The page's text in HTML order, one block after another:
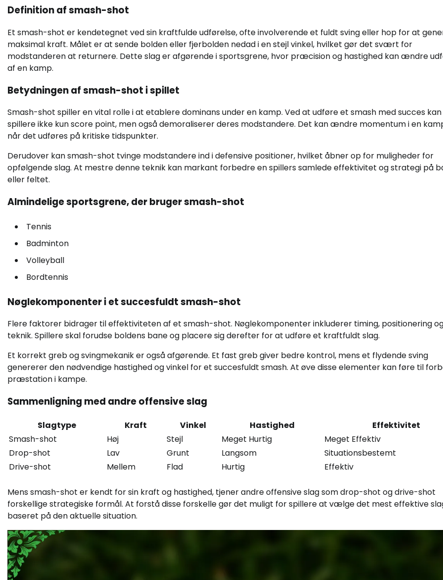
Definition af smash-shot
Et smash-shot er kendetegnet ved sin kraftfulde udførelse, ofte involverende et fuldt sving eller hop for at
maksimal kraft. Målet er at sende bolden eller fjerbolden nedad i en stejl vinkel, hvilket gør det svært for
modstanderen at returnere. Dette slag er afgørende i sportsgrene, hvor præcision og hastighed kan ændre
af en kamp.
Betydningen af smash-shot i spillet
Smash-shot spiller en vital rolle i at etablere dominans under en kamp. Ved at udføre et smash med succes kan
spillere ikke kun score point, men også demoraliserer deres modstandere. Det kan ændre momentum i en
når det udføres på kritiske tidspunkter.
Derudover kan smash-shot tvinge modstandere ind i defensive positioner, hvilket åbner op for muligheder for
opfølgende slag. At mestre denne teknik kan markant forbedre en spillers samlede effektivitet og strategi på
eller feltet.
Almindelige sportsgrene, der bruger smash-shot
Tennis
Badminton
Volleyball
Bordtennis
Nøglekomponenter i et succesfuldt smash-shot
Flere faktorer bidrager til effektiviteten af et smash-shot. Nøglekomponenter inkluderer timing, positionering
teknik. Spillere skal forudse boldens bane og placere sig derefter for at udføre et kraftfuldt slag.
Et korrekt greb og svingmekanik er også afgørende. Et fast greb giver bedre kontrol, mens et flydende sving
genererer den nødvendige hastighed og vinkel for et succesfuldt smash. At øve disse elementer kan føre til
præstation i kampe.
Sammenligning med andre offensive slag
Slagtype Kraft Vinkel Hastighed
Effektivitet
Smash-shot
Høj Stejl Meget Hurtig
Meget Effektiv
Drop-shot
Lav Grunt Langsom
Situationsbestemt
Drive-shot
Mellem Flad Hurtig Effektiv
Mens smash-shot er kendt for sin kraft og hastighed, tjener andre offensive slag som drop-shot og drive-shot
forskellige strategiske formål. At forstå disse forskelle gør det muligt for spillere at vælge det mest effektive
baseret på den aktuelle situation.